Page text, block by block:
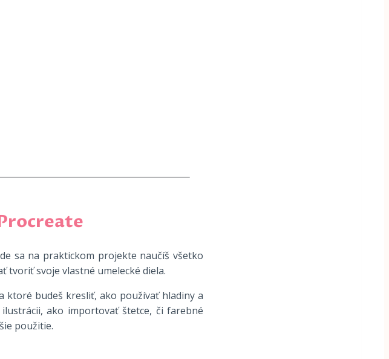
sa na praktickom projekte naučíš všetko
tvoriť svoje vlastné umelecké diela.
ktoré budeš kresliť, ako používať hladiny a
ako importovať štetce, či farebné
použitie.